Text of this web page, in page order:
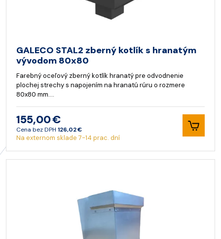
GALECO STAL2 zberný kotlík s hranatým
vývodom 80x80
Farebný oceľový zberný kotlík hranatý pre odvodnenie
plochej strechy s napojením na hranatú rúru o rozmere
80x80 mm.…
155,00 €
Cena bez DPH 126,02 €
Na externom sklade 7-14 prac. dní